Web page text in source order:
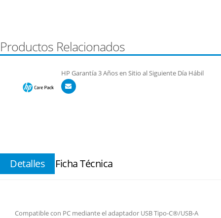
Productos Relacionados
HP Garantía 3 Años en Sitio al Siguiente Día Hábil
Detalles Ficha Técnica
Compatible con PC mediante el adaptador USB Tipo-C®/USB-A